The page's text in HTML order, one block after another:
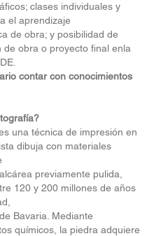
clases individuales y
el aprendizaje
de obra; y posibilidad de
de obra o proyecto final enla
contar con conocimientos
una técnica de impresión en
dibuja con materiales
previamente pulida,
120 y 200 millones de años
Bavaria. Mediante
químicos, la piedra adquiere